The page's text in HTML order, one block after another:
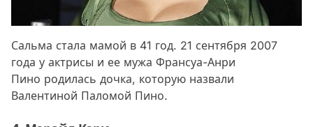
Сальма стала мамой в 41 год. 21 сентября 2007
года у актрисы и ее мужа Франсуа-Анри
Пино родилась дочка, которую назвали
Валентиной Паломой Пино.